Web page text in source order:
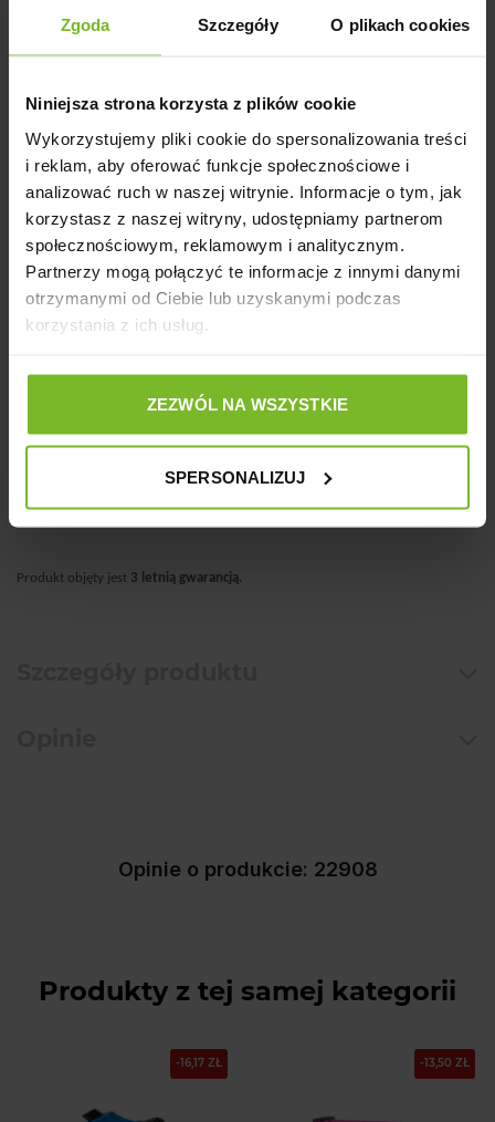
Zgoda Szczegóły O plikach cookies
Niniejsza strona korzysta z plików cookie
Wykorzystujemy pliki cookie do spersonalizowania treści
i reklam, aby oferować funkcje społecznościowe i
analizować ruch w naszej witrynie. Informacje o tym, jak
korzystasz z naszej witryny, udostępniamy partnerom
społecznościowym, reklamowym i analitycznym.
Partnerzy mogą połączyć te informacje z innymi danymi
otrzymanymi od Ciebie lub uzyskanymi podczas
korzystania z ich usług.
ZEZWÓL NA WSZYSTKIE
SPERSONALIZUJ
Seria amiplay Cotton przeznaczona jest dla miłośników aktywnego spędzania
czasu z psem. To świetna propozycja dla osób, które cenią sobie
funkcjonalność i różnorodność. Produkty wykonane są z mocnej taśmy ze
bezpieczeństwo. Firma amiplay wychodzi naprzeciw tym oczekiwaniom
tworząc produkty wysokiej jakości, które będą służyły przez bardzo długi czas.
Stonowana kolorystyka oraz ekologiczna bawełna pozwalają na tworzenie
naturalnego piękna.
Zalety obroży regulowanej Cotton L dla psa:
● miękka, nie powoduje otarć;
● wyprodukowana w Polsce
Produkt objęty jest 3 letnią gwarancją.
Opinie o produkcie: 22908
Produkty z tej samej kategorii
-16,17 ZŁ -13,50 ZŁ